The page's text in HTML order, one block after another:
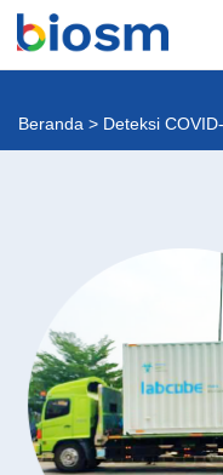
Beranda > Deteksi